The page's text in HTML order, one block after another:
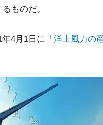
ものだ。
4月1日に 「洋上風力の